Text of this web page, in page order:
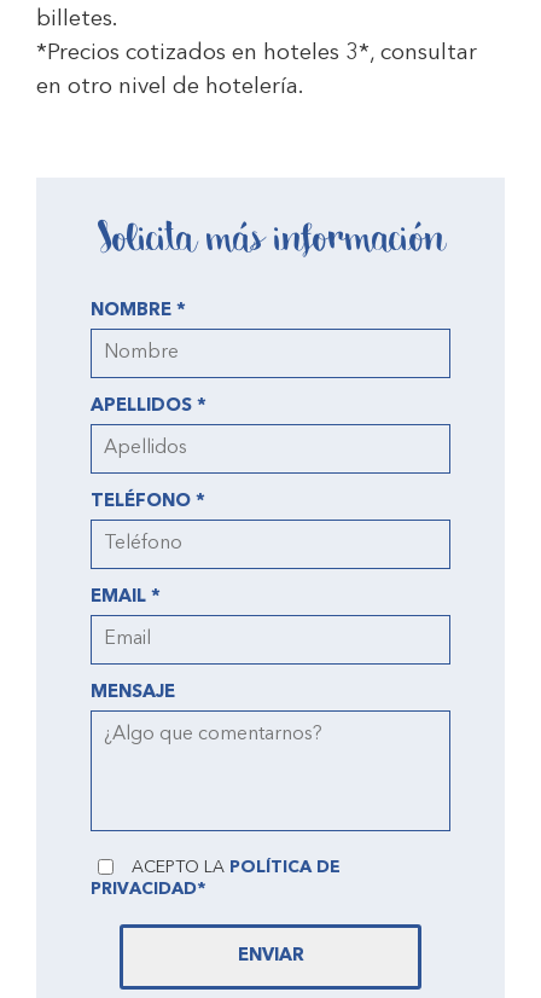
billetes.
*Precios cotizados en hoteles 3*, consultar
en otro nivel de hotelería.
Solicita más información
NOMBRE *
APELLIDOS *
TELÉFONO *
EMAIL *
MENSAJE
ACEPTO LA POLÍTICA DE
PRIVACIDAD*
ENVIAR